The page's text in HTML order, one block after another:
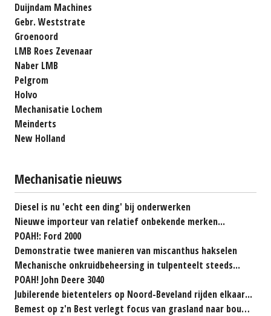
Duijndam Machines
Gebr. Weststrate
Groenoord
LMB Roes Zevenaar
Naber LMB
Pelgrom
Holvo
Mechanisatie Lochem
Meinderts
New Holland
Mechanisatie nieuws
Diesel is nu 'echt een ding' bij onderwerken
Nieuwe importeur van relatief onbekende merken...
POAH!: Ford 2000
Demonstratie twee manieren van miscanthus hakselen
Mechanische onkruidbeheersing in tulpenteelt steeds...
POAH! John Deere 3040
Jubilerende bietentelers op Noord-Beveland rijden elkaar...
Bemest op z'n Best verlegt focus van grasland naar bouwland